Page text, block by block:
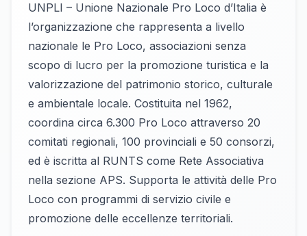
UNPLI – Unione Nazionale Pro Loco d’Italia è
l’organizzazione che rappresenta a livello
nazionale le Pro Loco, associazioni senza
scopo di lucro per la promozione turistica e la
valorizzazione del patrimonio storico, culturale
e ambientale locale. Costituita nel 1962,
coordina circa 6.300 Pro Loco attraverso 20
comitati regionali, 100 provinciali e 50 consorzi,
ed è iscritta al RUNTS come Rete Associativa
nella sezione APS. Supporta le attività delle Pro
Loco con programmi di servizio civile e
promozione delle eccellenze territoriali.